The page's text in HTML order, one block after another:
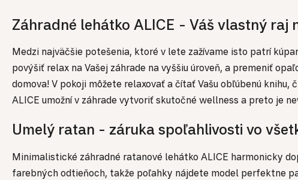
Záhradné lehátko ALICE - Váš vlastný raj
Medzi najväčšie potešenia, ktoré v lete zažívame isto patrí
povýšiť relax na Vašej záhrade na vyššiu úroveň, a premeniť
domova! V pokoji môžete relaxovať a čítať Vašu obľúbenú
ALICE umožní v záhrade vytvoriť skutočné wellness a preto je
Umelý ratan - záruka spoľahlivosti vo
Minimalistické záhradné ratanové lehátko ALICE harmonicky
farebných odtieňoch, takže poľahky nájdete model perfektne